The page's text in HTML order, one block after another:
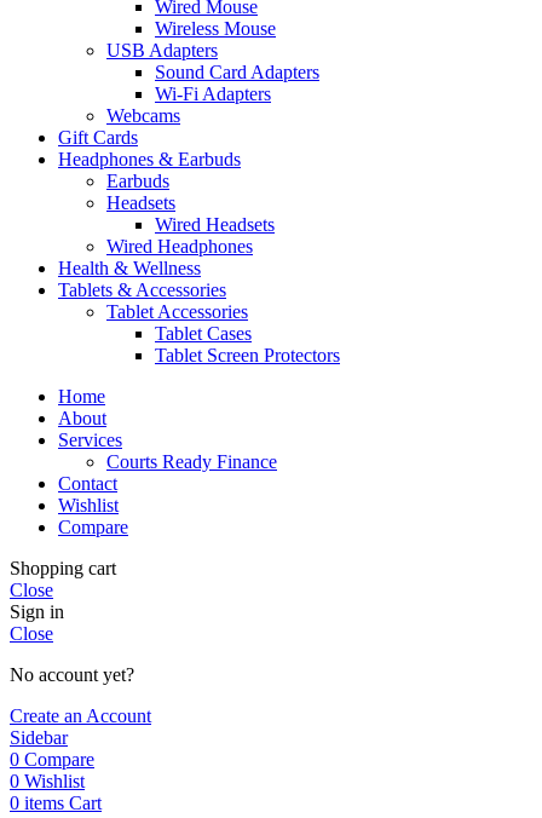
Wired Mouse
Wireless Mouse
USB Adapters
Sound Card Adapters
Wi-Fi Adapters
Webcams
Gift Cards
Headphones & Earbuds
Earbuds
Headsets
Wired Headsets
Wired Headphones
Health & Wellness
Tablets & Accessories
Tablet Accessories
Tablet Cases
Tablet Screen Protectors
Home
About
Services
Courts Ready Finance
Contact
Wishlist
Compare
Shopping cart
Close
Sign in
Close
No account yet?
Create an Account
Sidebar
0 Compare
0 Wishlist
0 items Cart